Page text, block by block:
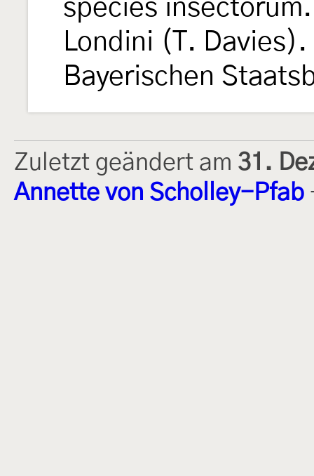
species
Londini (T.
Bayerischen
Zuletzt geändert am 31.
Annette von Scholley-Pfab